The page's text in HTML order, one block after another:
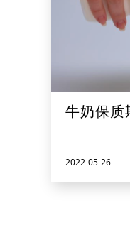
牛奶保质
2022-05-26